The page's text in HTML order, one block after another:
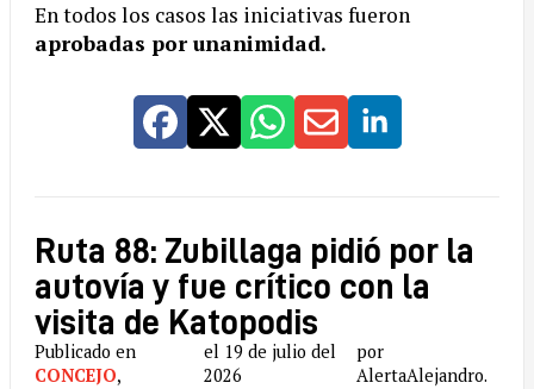
En todos los casos las iniciativas fueron
aprobadas por unanimidad.
Ruta 88: Zubillaga pidió por la
autovía y fue crítico con la
visita de Katopodis
Publicado en
CONCEJO,
el 19 de julio del
2026
por
AlertaAlejandro.